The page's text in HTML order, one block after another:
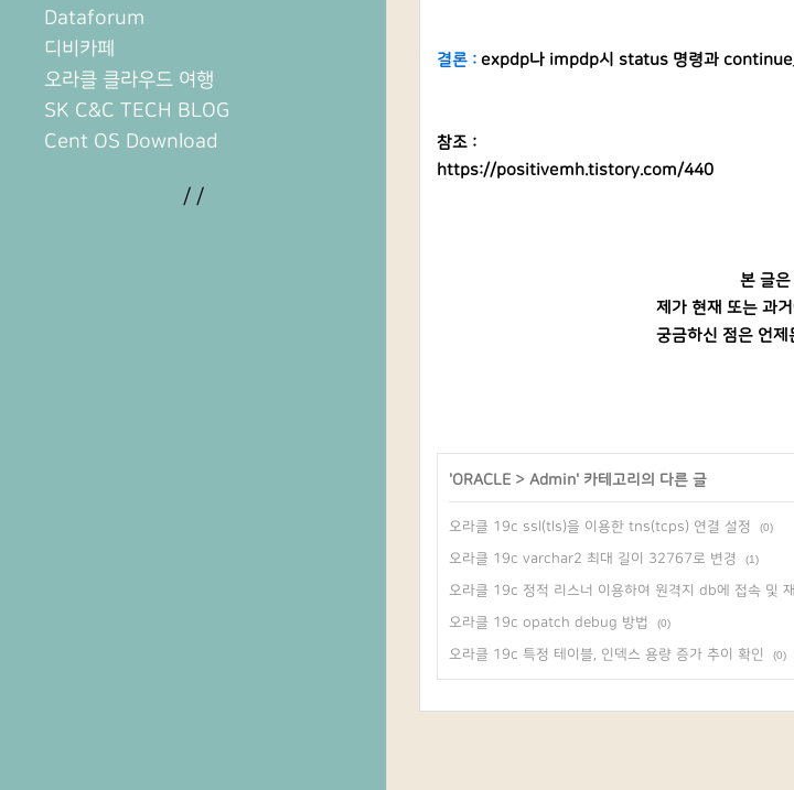
Dataforum
디비카페
오라클 클라우드 여행
SK C&C TECH BLOG
Cent OS Download
/ /
결론 : expdp나 impdp시 status 명령과
참조 :
https://positivemh.tistory.com/440
본 글
제가 현재 또는 과
궁금하신 점은 언제
'ORACLE > Admin' 카테고리의 다른 글
오라클 19c ssl(tls)을 이용한 tns(tcps) 연결 설정 (0)
오라클 19c varchar2 최대 길이 32767로 변경 (1)
오라클 19c 정적 리스너 이용하여 원격지 db에 접속 및
오라클 19c opatch debug 방법 (0)
오라클 19c 특정 테이블, 인덱스 용량 증가 추이 확인 (0)